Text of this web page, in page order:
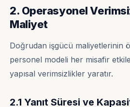
2. Operasyonel
Maliyet
Doğrudan işgücü maliyetlerinin
personel modeli her misafir
yapısal verimsizlikler yaratır.
2.1 Yanıt Süresi ve